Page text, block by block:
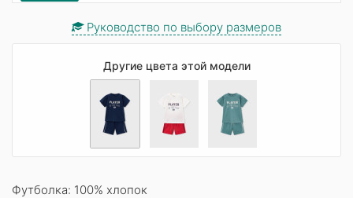
Руководство по выбору размеров
Другие цвета этой модели
Футболка: 100% хлопок